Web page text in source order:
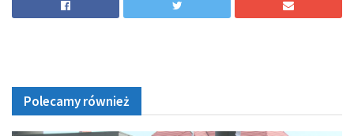
Polecamy również